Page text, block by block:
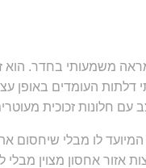
משמעותי בחדר. הוא
דלתות העומדים באופן
עם חלונות זכוכית
לו מבלי שיחסום
אזור אחסון מצוין